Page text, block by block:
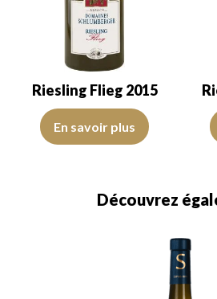
Riesling Flieg 2015
La robe est jaune citron avec des
En savoir plus
Découvrez